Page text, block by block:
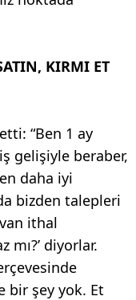
KIRMI ET
“Ben 1 ay
gelişiyle beraber,
daha iyi
bizden talepleri
ithal
diyorlar.
bir şey yok. Et